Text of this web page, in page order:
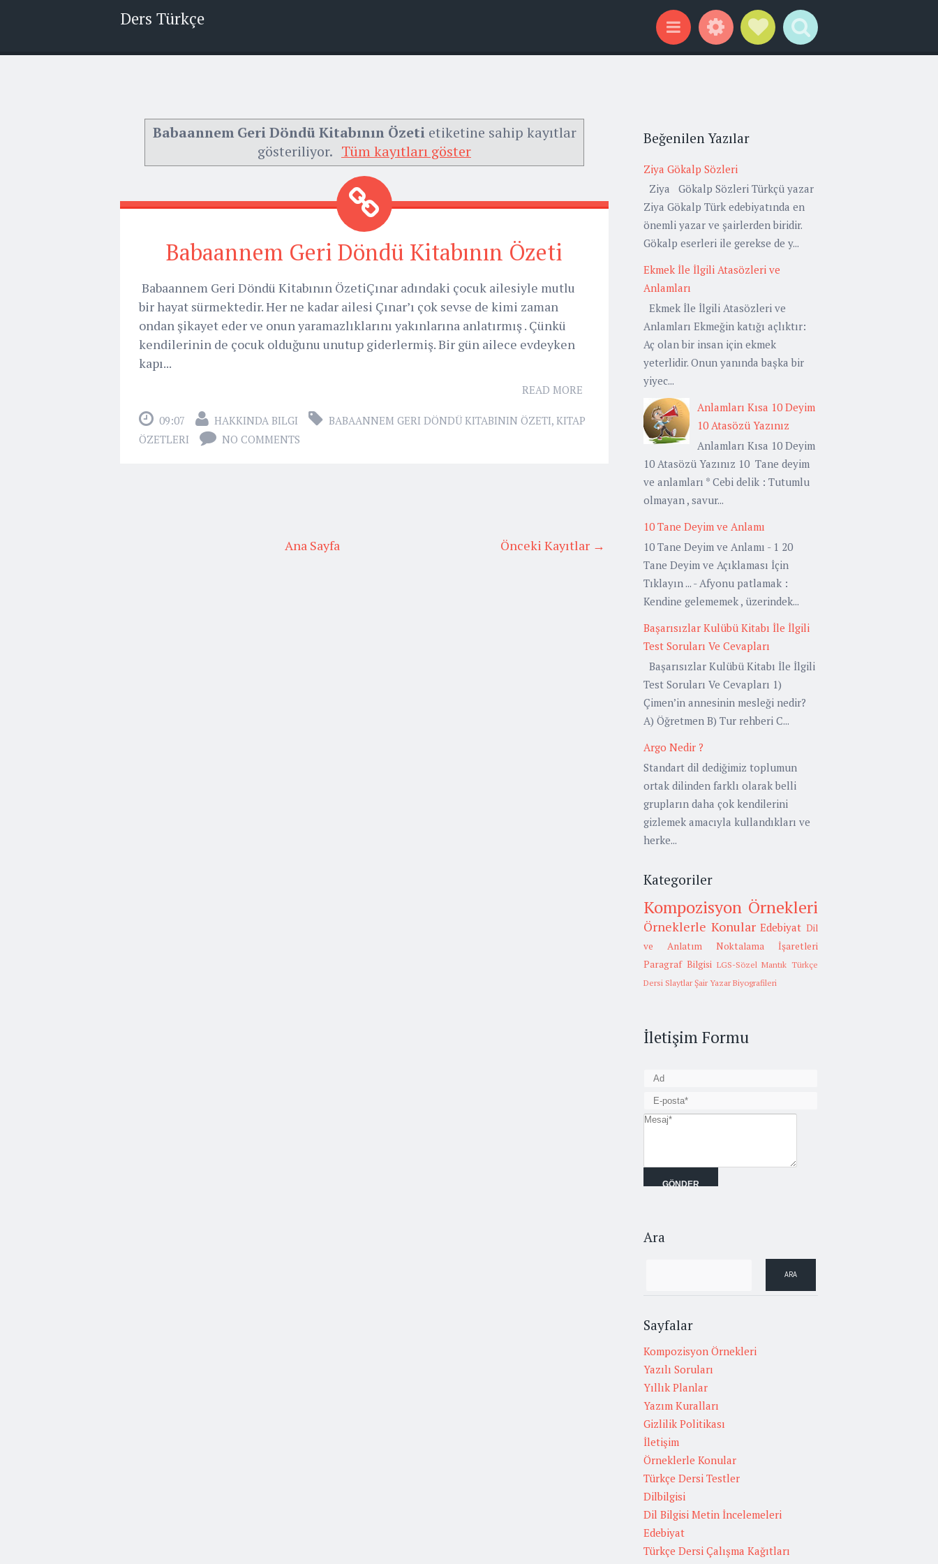
Ders Türkçe
Menu WidgetsSocial Links
Search
Babaannem Geri Döndü Kitabının Özetietiketine sahip kayıtlar
gösteriliyor. Tüm kayıtları göster
Babaannem Geri Döndü Kitabının Özeti
Babaannem Geri Döndü Kitabının ÖzetiÇınar adındaki çocuk ailesiyle mutlu
bir hayat sürmektedir. Her ne kadar ailesi Çınar’ı çok sevse de kimi zaman
ondan şikayet eder ve onun yaramazlıklarını yakınlarına anlatırmış . Çünkü
kendilerinin de çocuk olduğunu unutup giderlermiş. Bir gün ailece evdeyken
kapı...
READ MORE
09:07 HAKKINDA BILGI BABAANNEM GERI DÖNDÜ KITABININ ÖZETI, KITAP
ÖZETLERI
NO COMMENTS
Önceki Kayıtlar →
Ana Sayfa
Beğenilen Yazılar
Ziya Gökalp Sözleri
Ziya Gökalp Sözleri Türkçü yazar
Ziya Gökalp Türk edebiyatında en
önemli yazar ve şairlerden biridir.
Gökalp eserleri ile gerekse de y...
Ekmek İle İlgili Atasözleri ve
Anlamları
Ekmek İle İlgili Atasözleri ve
Anlamları Ekmeğin katığı açlıktır:
Aç olan bir insan için ekmek
yeterlidir. Onun yanında başka bir
yiyec...
Anlamları Kısa 10 Deyim
10 Atasözü Yazınız
Anlamları Kısa 10 Deyim
10 Atasözü Yazınız 10 Tane deyim
ve anlamları * Cebi delik : Tutumlu
olmayan , savur...
10 Tane Deyim ve Anlamı
10 Tane Deyim ve Anlamı - 1 20
Tane Deyim ve Açıklaması İçin
Tıklayın ... - Afyonu patlamak :
Kendine gelememek , üzerindek...
Başarısızlar Kulübü Kitabı İle İlgili
Test Soruları Ve Cevapları
Başarısızlar Kulübü Kitabı İle İlgili
Test Soruları Ve Cevapları 1)
Çimen’in annesinin mesleği nedir?
A) Öğretmen B) Tur rehberi C...
Argo Nedir ?
Standart dil dediğimiz toplumun
ortak dilinden farklı olarak belli
grupların daha çok kendilerini
gizlemek amacıyla kullandıkları ve
herke...
Kategoriler
Kompozisyon Örnekleri
Örneklerle Konular Edebiyat Dil
ve Anlatım
Noktalama İşaretleri
Paragraf Bilgisi LGS-Sözel Mantık Türkçe
Dersi Slaytlar Şair Yazar Biyografileri
İletişim Formu
Ara
Sayfalar
Kompozisyon Örnekleri
Yazılı Soruları
Yıllık Planlar
Yazım Kuralları
Gizlilik Politikası
İletişim
Örneklerle Konular
Türkçe Dersi Testler
Dilbilgisi
Dil Bilgisi Metin İncelemeleri
Edebiyat
Türkçe Dersi Çalışma Kağıtları